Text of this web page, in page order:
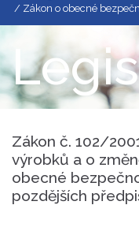
Zákon o obecné
Zákon č. 102/
výrobků a o
obecné
pozdějších